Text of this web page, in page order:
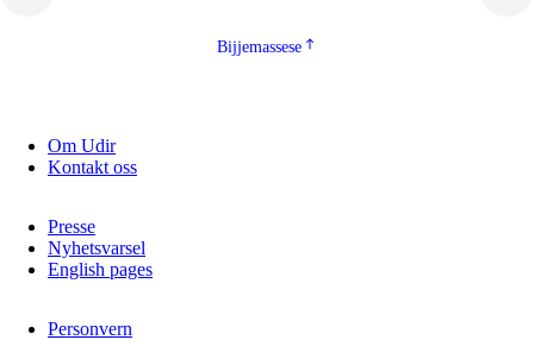
Bijjemassese
Om Udir
Kontakt oss
Presse
Nyhetsvarsel
English pages
Personvern